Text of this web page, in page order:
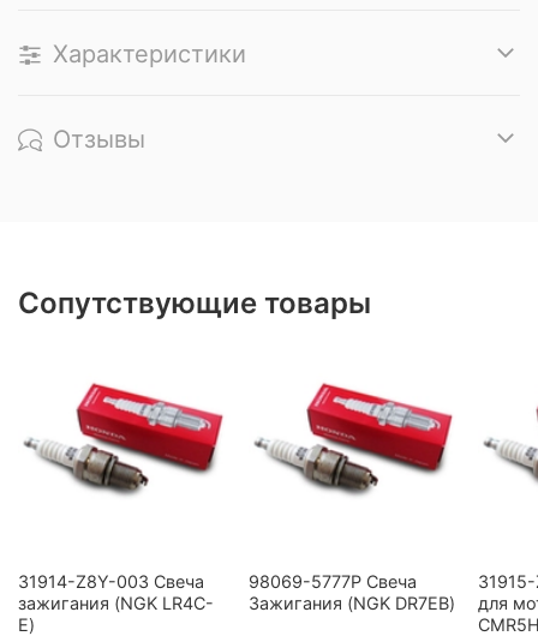
Характеристики
Отзывы
Сопутствующие товары
31914-Z8Y-003 Свеча
зажигания (NGK LR4C-
E)
98069-5777P Свеча
Зажигания (NGK DR7EB)
для